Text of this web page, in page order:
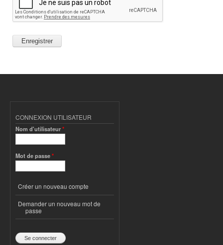
CONNEXION UTILISATEUR
Nom d'utilisateur*
Mot de passe*
Créer un nouveau compte
Demander un nouveau mot de
passe